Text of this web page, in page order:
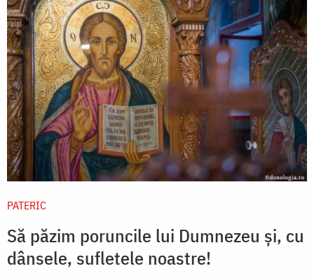
PATERIC
Să păzim poruncile lui Dumnezeu și, cu
dânsele, sufletele noastre!